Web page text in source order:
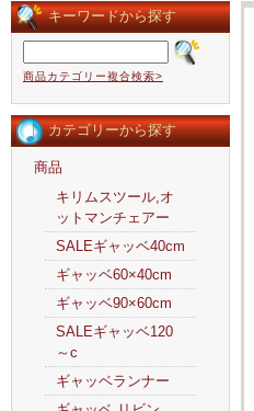
キーワードから探す
商品カテゴリー複合検索>
カテゴリーから探す
商品
キリムスツール,オ
ットマンチェアー
SALEギャッベ40cm
ギャッベ60×40cm
ギャッベ90×60cm
SALEギャッベ120
～c
ギャッベランナー